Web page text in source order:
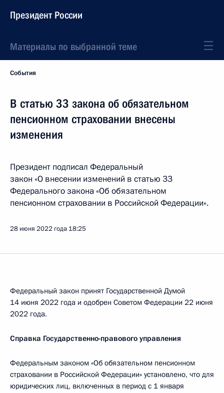
Президент России
Материалы по выбранной теме
События
В статью 33 закона об обязательном
пенсионном страховании внесены
изменения
Президент подписал Федеральный
закон «О внесении изменений в статью 33
Федерального закона «Об обязательном
пенсионном страховании в Российской Федерации».
28 июня 2022 года 18:25
Федеральный закон принят Государственной Думой
14 июня 2022 года и одобрен Советом Федерации 22 июня
2022 года.
Справка Государственно-правового управления
Федеральным законом «Об обязательном пенсионном
страховании в Российской Федерации» установлено, что для
юридических лиц, включенных в период с 1 января